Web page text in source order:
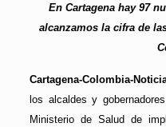
En Cartagena hay 97
alcanzamos la cifra de
Cartagena-Colombia-
los alcaldes y
Ministerio de Salud de